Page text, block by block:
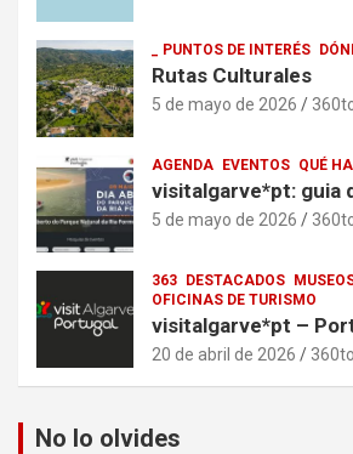
_ PUNTOS DE INTERÉS
Rutas Culturales
5 de mayo de 2026
AGENDA EVENTOS QUÉ
visitalgarve*pt: guia
5 de mayo de 2026
363 DESTACADOS
OFICINAS DE TURISMO
visitalgarve*pt –
20 de abril de 2026
No lo olvides